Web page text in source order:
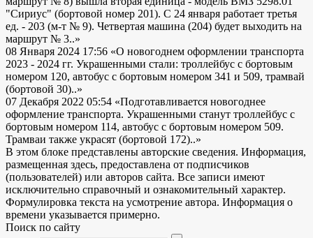
"Сириус" (бортовой номер 201). С 24 января работает третья
ед. - 203 (м-т № 9). Четвертая машина (204) будет выходить на
маршрут № 3..»
08 Января 2024 17:56 «О новогоднем оформлении транспорта
2023 - 2024 гг. Украшенными стали: троллейбус с бортовым
номером 120, автобус с бортовым номером 341 и 509, трамвай
(бортовой 30)..»
07 Декабря 2022 05:54 «Подготавливается новогоднее
оформление транспорта. Украшенными станут троллейбус с
бортовым номером 114, автобус с бортовым номером 509.
Трамваи также украсят (бортовой 172)..»
В этом блоке представлены авторские сведения. Информация,
размещенная здесь, предоставлена от подписчиков
(пользователей) или авторов сайта. Все записи имеют
исключительно справочный и ознакомительный характер.
Формулировка текста на усмотрение автора. Информация о
времени указывается примерно.
Поиск по сайту